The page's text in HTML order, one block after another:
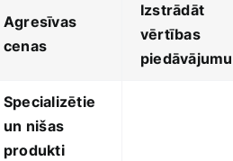
Agresīvas
cenas
Izstrādāt ​
vērtības‌
piedāvājumu
Specializētie
⁤un nišas
produkti